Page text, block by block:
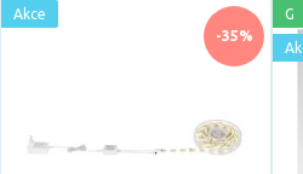
Skladem
-35%
Akce G